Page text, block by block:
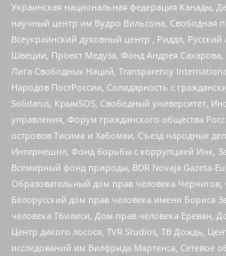
Украинская национальная федерация Канады,
научный центр им Вудро Вильсона, Свободная
Всеукраинский духовный центр , Риддл,
Швеции, Проект Медуза, Фонд Андрея
Лига Свободных Наций, Transparеncy
Народов ПостРоссии, Солидарность с
Solidarus, КрымSOS, Свободный университет,
управления, Форум гражданского общества
островов Тисима и Хабомаи, Съезд народных
Интернешнл, Фонд борьбы с коррупцией Инк,
Всемирный фонд природы, BDR Novaja Gazeta-
Образовательный дом прав человека
Белорусский дом прав человека имени Бориса
человека Тбилиси, Дом прав человека Ереван,
Центр дикого лосося, TVR Studios, ТВ Дождь,
исследований им Вилфрида Мартенса, Сетевое